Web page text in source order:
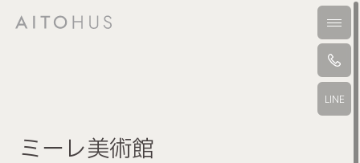
メ
LINE
ミーレ美術館